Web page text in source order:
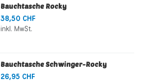
Bauchtasche Rocky
38,50 CHF
inkl. MwSt.
Bauchtasche Schwinger-Rocky
26,95 CHF